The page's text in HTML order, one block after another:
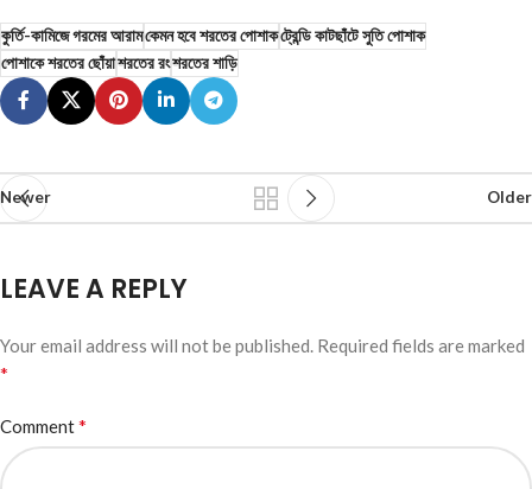
কুর্তি-কামিজে গরমের আরামকেমন হবে শরতের পোশাকট্রেন্ডি কাটছাঁটে সুতি পোশাক
পোশাকে শরতের ছোঁয়াশরতের রংশরতের শাড়ি
Newer Older
LEAVE A REPLY
Your email address will not be published. Required fields are marked
*
Comment*